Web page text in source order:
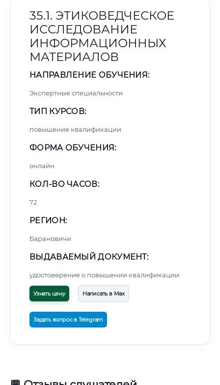
35.1. ЭТИКОВЕДЧЕСКОЕ
ИССЛЕДОВАНИЕ
ИНФОРМАЦИОННЫХ
МАТЕРИАЛОВ
НАПРАВЛЕНИЕ ОБУЧЕНИЯ:
Экспертные специальности
ТИП КУРСОВ:
повышение квалификации
ФОРМА ОБУЧЕНИЯ:
онлайн
КОЛ-ВО ЧАСОВ:
72
РЕГИОН:
Барановичи
ВЫДАВАЕМЫЙ ДОКУМЕНТ:
удостоверение о повышении квалификации
Узнать цену Написать в Max
Задать вопрос в Telegram